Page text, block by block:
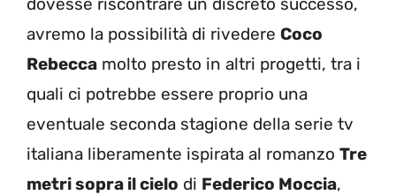
avremo la possibilità di rivedere Coco
Rebecca molto presto in altri progetti, tra i
quali ci potrebbe essere proprio una
eventuale seconda stagione della serie tv
italiana liberamente ispirata al romanzo Tre
metri sopra il cielo di Federico Moccia,